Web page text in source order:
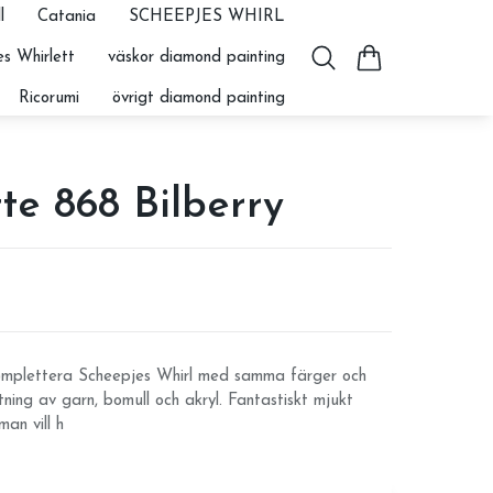
Catania SCHEEPJES WHIRL
Whirlett väskor diamond painting
Ricorumi övrigt diamond painting
868 Bilberry
Scheepjes Whirl med samma färger och
av garn, bomull och akryl. Fantastiskt mjukt
vill h